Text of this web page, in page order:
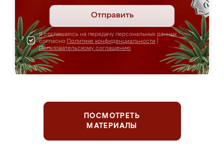
Отправить
Я соглашаюсь на передачу персональных данных
согласно Политике конфиденциальности
Пользовательскому соглашению
ПОСМОТРЕТЬ
МАТЕРИАЛЫ